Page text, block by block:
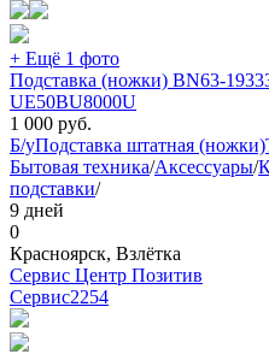
+ Ещё 1 фото
Подставка (ножки) BN63-
UE50BU8000U
1 000 руб.
Б/уПодставка штатная (ножки)
Бытовая техника/Аксессуары/
подставки/
9 дней
0
Красноярск, Взлётка
Сервис Центр Позитив
Сервис2254